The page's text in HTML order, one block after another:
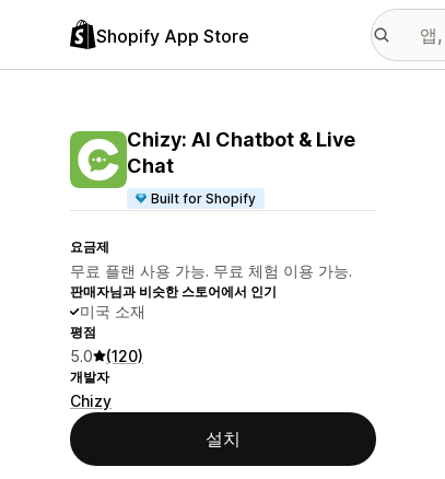
Shopify App Store
Chizy: AI Chatbot & Live
Chat
Built for Shopify
요금제
무료 플랜 사용 가능. 무료 체험 이용 가능.
판매자님과 비슷한 스토어에서 인기
미국 소재
평점
5.0 (120)
개발자
Chizy
설치